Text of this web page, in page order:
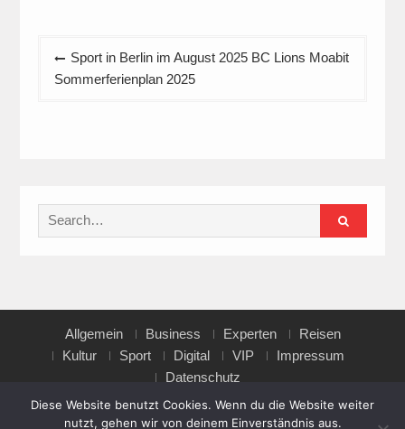
Beitragsnavigation
Sport in Berlin im August 2025 BC Lions Moabit
Sommerferienplan 2025
Search
for:
Allgemein Business Experten
Reisen
Kultur
Sport Digital VIP
Impressum
Datenschutz
Diese Website benutzt Cookies. Wenn du die Website weiter
nutzt, gehen wir von deinem Einverständnis aus.